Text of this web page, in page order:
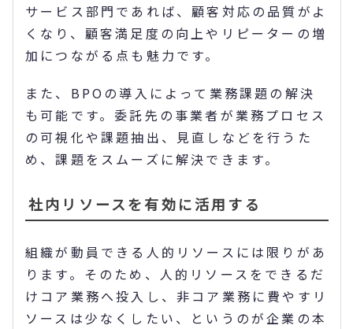
サービス部門であれば、顧客対応の品質がよ
くなり、顧客満足度の向上やリピーターの増
加につながる点も魅力です。
また、BPOの導入によって業務課題の解決
も可能です。委託先の事業者が業務プロセス
の可視化や課題抽出、見直しなどを行うた
め、課題をスムーズに解決できます。
社内リソースを有効に活用する
組織が動員できる人的リソースには限りがあ
ります。そのため、人的リソースをできるだ
けコア業務へ投入し、非コア業務に費やすリ
ソースは少なくしたい、というのが企業の本